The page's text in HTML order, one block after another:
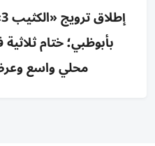
بأبوظبي؛ ختام
محلي واسع